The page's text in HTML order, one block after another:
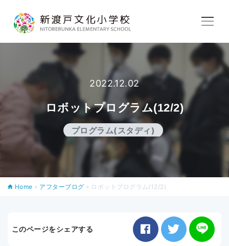
学校紹介
教育内容
学校生活
2022.12.02
ロボットプログラム(12/2)
プログラム(スタディ)
Home » アフターブログ » ロボットプログラム(12/2)
このページをシェアする